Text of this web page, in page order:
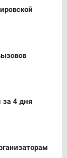
за 4 дня